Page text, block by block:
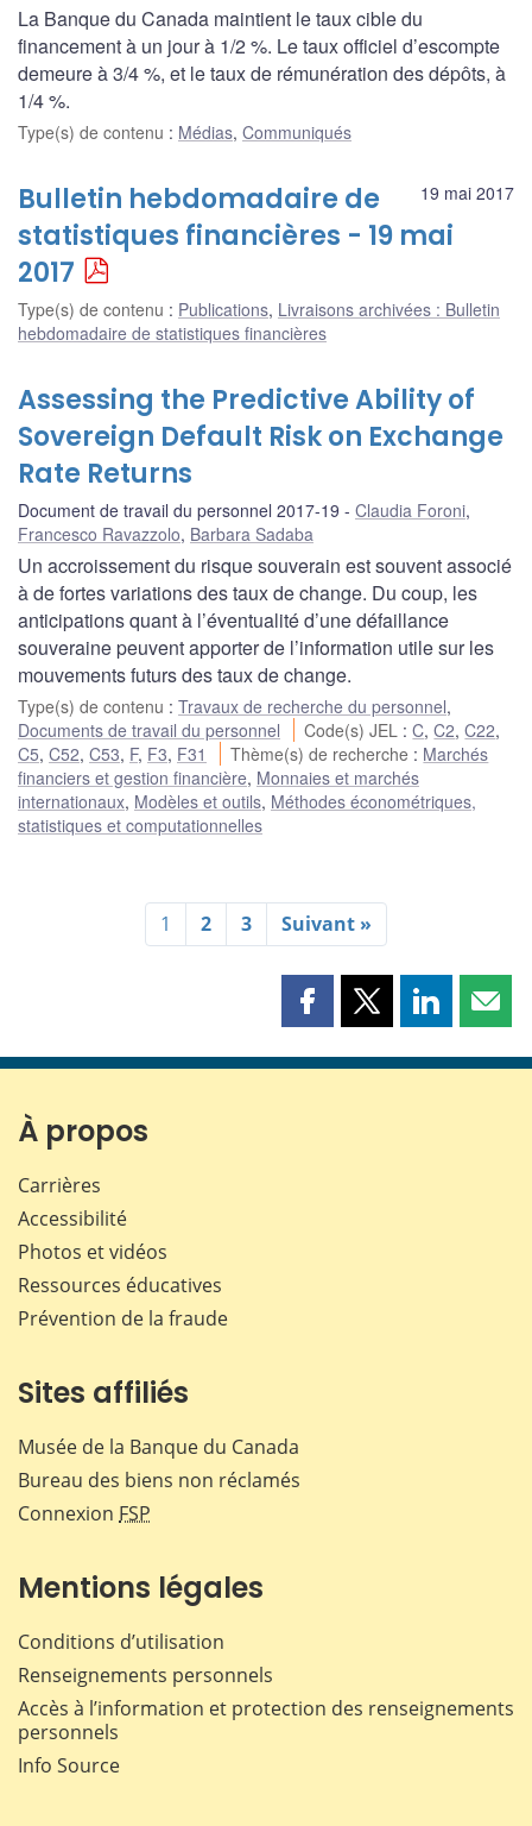
La Banque du Canada maintient le taux cible du
financement à un jour à 1/2 %. Le taux officiel d’escompte
demeure à 3/4 %, et le taux de rémunération des dépôts, à
1/4 %.
Type(s) de contenu : Médias, Communiqués
19 mai 2017
Bulletin hebdomadaire de
statistiques financières - 19 mai
2017
Type(s) de contenu : Publications, Livraisons archivées : Bulletin
hebdomadaire de statistiques financières
Assessing the Predictive Ability of
Sovereign Default Risk on Exchange
Rate Returns
Document de travail du personnel 2017-19 Claudia Foroni,
Francesco Ravazzolo, Barbara Sadaba
Un accroissement du risque souverain est souvent associé
à de fortes variations des taux de change. Du coup, les
anticipations quant à l’éventualité d’une défaillance
souveraine peuvent apporter de l’information utile sur les
mouvements futurs des taux de change.
Type(s) de contenu : Travaux de recherche du personnel,
Documents de travail du personnel
Code(s) JEL :C,C2,C22,
C5, C52, C53, F, F3, F31 Thème(s) de recherche : Marchés
financiers et gestion financière, Monnaies et marchés
internationaux, Modèles et outils, Méthodes économétriques,
statistiques et computationnelles
1 2 3 Suivant »
Partager
page
Partager
page
Partager
page page
À propos
Carrières
Accessibilité
Photos et vidéos
Ressources éducatives
Prévention de la fraude
Sites affiliés
Musée de la Banque du Canada
Bureau des biens non réclamés
Connexion FSP
Mentions légales
Conditions d’utilisation
Renseignements personnels
Accès à l’information et protection des renseignements
personnels
Info Source